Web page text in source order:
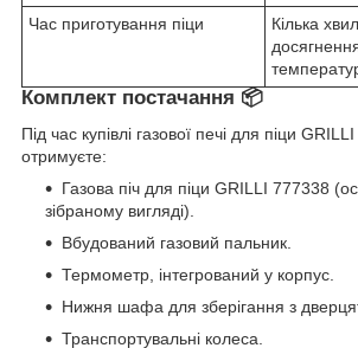
Час приготування піци
Кілька
Комплект постачання 📦
Під час купівлі газової печі для піци
отримуєте:
Газова піч для піци GRILLI 777338
зібраному вигляді).
Вбудований газовий пальник.
Термометр, інтегрований у корпус.
Нижня шафа для зберігання з
Транспортувальні колеса.